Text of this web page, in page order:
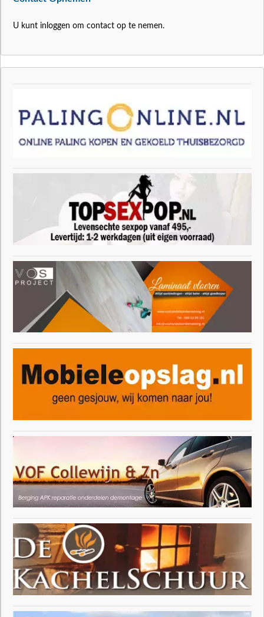
U kunt inloggen om contact op te nemen.